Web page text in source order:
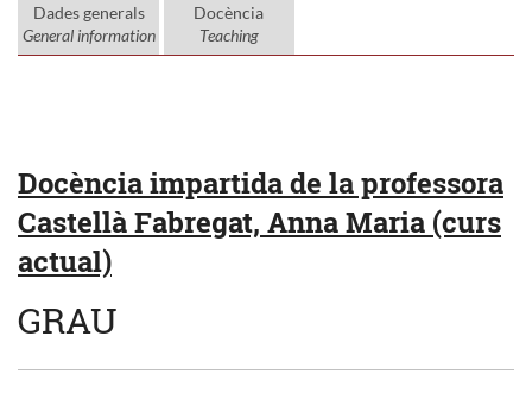
Dades generals
General information
Docència
Teaching
Docència impartida de la professora
Castellà Fabregat, Anna Maria (curs
actual)
GRAU